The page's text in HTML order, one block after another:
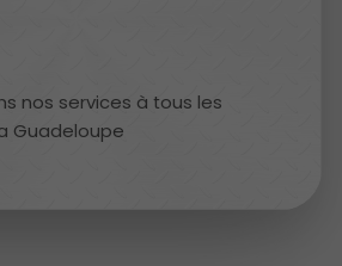
nos services à tous les
Guadeloupe